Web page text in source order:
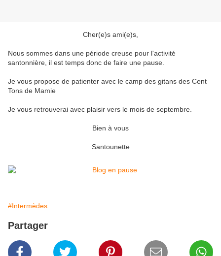
Cher(e)s ami(e)s,
Nous sommes dans une période creuse pour l'activité
santonnière, il est temps donc de faire une pause.
Je vous propose de patienter avec le camp des gitans des Cent
Tons de Mamie
Je vous retrouverai avec plaisir vers le mois de septembre.
Bien à vous
Santounette
#Intermèdes
Partager